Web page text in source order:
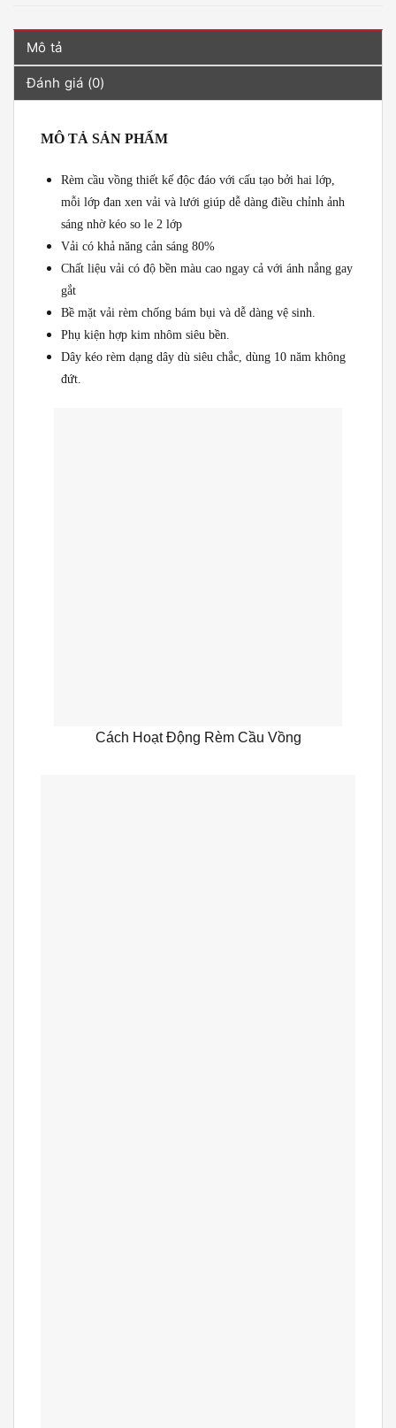
Mô tả
Đánh giá (0)
MÔ TẢ SẢN PHẨM
Rèm cầu vồng thiết kế độc đáo với cấu tạo bởi hai lớp,
mỗi lớp đan xen vải và lưới giúp dễ dàng điều chỉnh ảnh
sáng nhờ kéo so le 2 lớp
Vải có khả năng cản sáng 80%
Chất liệu vải có độ bền màu cao ngay cả với ánh nắng gay
gắt
Bề mặt vải rèm chống bám bụi và dễ dàng vệ sinh.
Phụ kiện hợp kim nhôm siêu bền.
Dây kéo rèm dạng dây dù siêu chắc, dùng 10 năm không
đứt.
Cách Hoạt Động Rèm Cầu Vồng